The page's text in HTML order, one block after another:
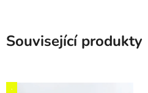
Související produkty
,